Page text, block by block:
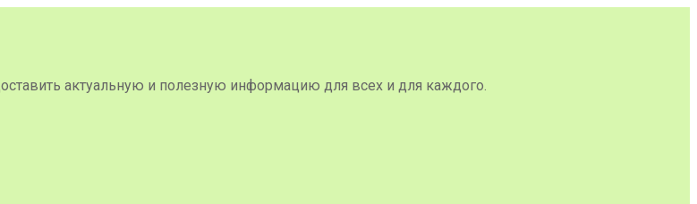
актуальную и полезную информацию для всех и для каждого.